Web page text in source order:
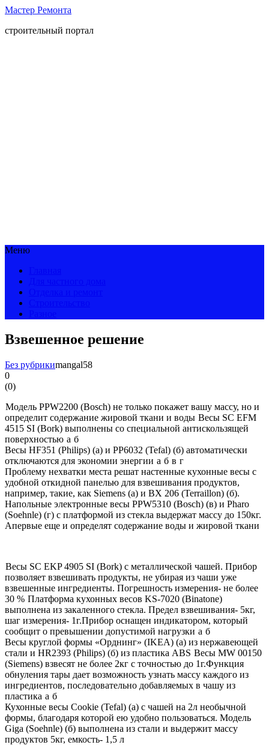
Мастер Ремонта
строительный портал
Меню
Взвешенное решение
Без рубрикиmangal58
0
(0)
Модель PPW2200 (Bosch) не только покажет вашу массу, но и
определит содержание жировой ткани и воды Весы SC EFM
4515 SI (Bork) выполнены со специальной антискользящей
поверхностью a б
Весы HF351 (Philips) (а) и PP6032 (Tefal) (б) автоматически
отключаются для экономии энергии а б в г
Проблему нехватки места решат настенные кухонные весы с
удобной откидной панелью для взвешивания продуктов,
например, такие, как Siemens (а) и BX 206 (Terraillon) (б).
Напольные электронные весы PPW5310 (Bosch) (в) и Pharo
(Soehnle) (г) с платформой из стекла выдержат массу до 150кг.
Апервые еще и определят содержание воды и жировой ткани
Весы SC EKP 4905 SI (Bork) с металлической чашей. Прибор
позволяет взвешивать продукты, не убирая из чаши уже
взвешенные ингредиенты. Погрешность измерения- не более
30 % Платформа кухонных весов KS-7020 (Binatone)
выполнена из закаленного стекла. Предел взвешивания- 5кг,
шаг измерения- 1г.Прибор оснащен индикатором, который
сообщит о превышении допустимой нагрузки a б
Весы круглой формы «Орднинг» (IKEA) (а) из нержавеющей
стали и HR2393 (Philips) (б) из пластика АBS Весы MW 00150
(Siemens) взвесят не более 2кг с точностью до 1г.Функция
обнуления тары дает возможность узнать массу каждого из
ингредиентов, последовательно добавляемых в чашу из
пластика а б
Кухонные весы Cookie (Tefal) (а) с чашей на 2л необычной
формы, благодаря которой ею удобно пользоваться. Модель
Giga (Soehnle) (б) выполнена из стали и выдержит массу
продуктов 5кг, емкость- 1,5 л